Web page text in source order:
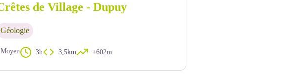
de Village - Dupuy
Géologie
Moyen 3h 3,5km +602m